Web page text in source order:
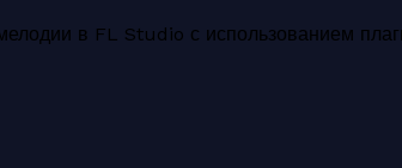
в FL Studio с использованием